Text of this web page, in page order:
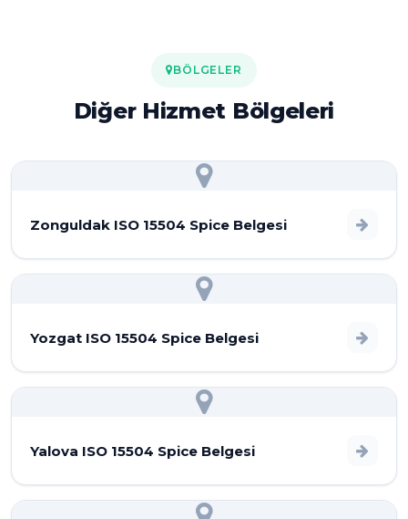
BÖLGELER
Diğer Hizmet Bölgeleri
Zonguldak ISO 15504 Spice Belgesi
Yozgat ISO 15504 Spice Belgesi
Yalova ISO 15504 Spice Belgesi